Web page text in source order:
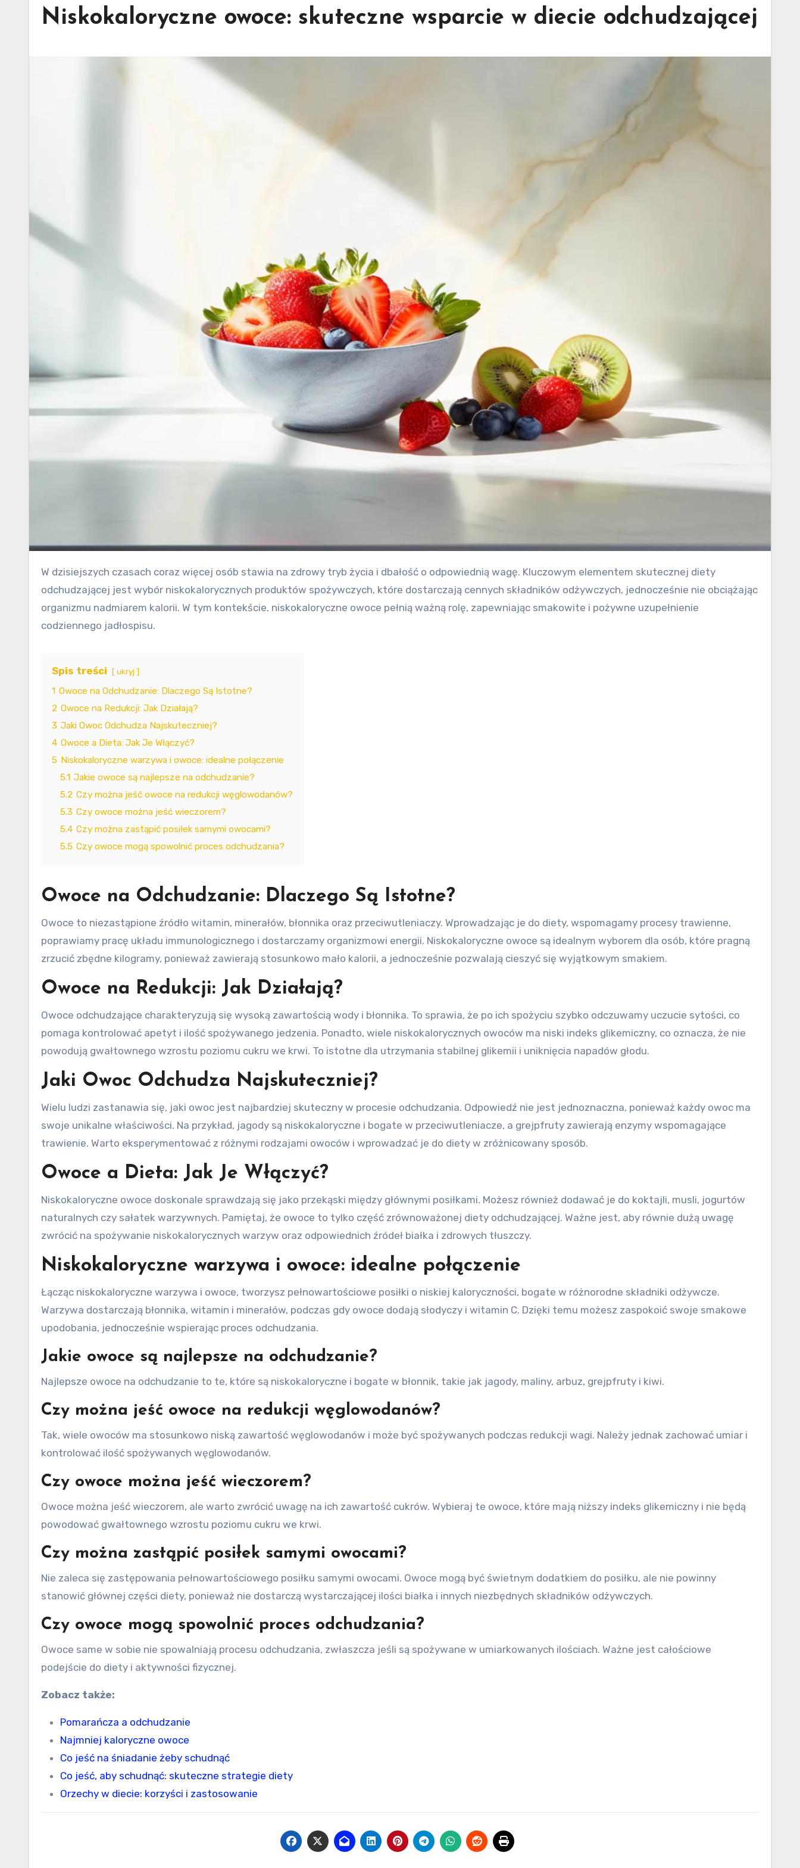
Niskokaloryczne owoce: skuteczne wsparcie w diecie odchudzającej
W dzisiejszych czasach coraz więcej osób stawia na zdrowy tryb życia i dbałość o odpowiednią wagę. Kluczowym elementem skutecznej diety
odchudzającej jest wybór niskokalorycznych produktów spożywczych, które dostarczają cennych składników odżywczych, jednocześnie nie obciążając
organizmu nadmiarem kalorii. W tym kontekście, niskokaloryczne owoce pełnią ważną rolę, zapewniając smakowite i pożywne uzupełnienie
codziennego jadłospisu.
Spis treści ukryj
1 Owoce na Odchudzanie: Dlaczego Są Istotne?
2 Owoce na Redukcji: Jak Działają?
3 Jaki Owoc Odchudza Najskuteczniej?
4 Owoce a Dieta: Jak Je Włączyć?
5 Niskokaloryczne warzywa i owoce: idealne połączenie
5.1 Jakie owoce są najlepsze na odchudzanie?
5.2 Czy można jeść owoce na redukcji węglowodanów?
5.3 Czy owoce można jeść wieczorem?
5.4 Czy można zastąpić posiłek samymi owocami?
5.5 Czy owoce mogą spowolnić proces odchudzania?
Owoce na Odchudzanie: Dlaczego Są Istotne?
Owoce to niezastąpione źródło witamin, minerałów, błonnika oraz przeciwutleniaczy. Wprowadzając je do diety, wspomagamy procesy trawienne,
poprawiamy pracę układu immunologicznego i dostarczamy organizmowi energii. Niskokaloryczne owoce są idealnym wyborem dla osób, które pragną
zrzucić zbędne kilogramy, ponieważ zawierają stosunkowo mało kalorii, a jednocześnie pozwalają cieszyć się wyjątkowym smakiem.
Owoce na Redukcji: Jak Działają?
Owoce odchudzające charakteryzują się wysoką zawartością wody i błonnika. To sprawia, że po ich spożyciu szybko odczuwamy uczucie sytości, co
pomaga kontrolować apetyt i ilość spożywanego jedzenia. Ponadto, wiele niskokalorycznych owoców ma niski indeks glikemiczny, co oznacza, że nie
powodują gwałtownego wzrostu poziomu cukru we krwi. To istotne dla utrzymania stabilnej glikemii i uniknięcia napadów głodu.
Jaki Owoc Odchudza Najskuteczniej?
Wielu ludzi zastanawia się, jaki owoc jest najbardziej skuteczny w procesie odchudzania. Odpowiedź nie jest jednoznaczna, ponieważ każdy owoc ma
swoje unikalne właściwości. Na przykład, jagody są niskokaloryczne i bogate w przeciwutleniacze, a grejpfruty zawierają enzymy wspomagające
trawienie. Warto eksperymentować z różnymi rodzajami owoców i wprowadzać je do diety w zróżnicowany sposób.
Owoce a Dieta: Jak Je Włączyć?
Niskokaloryczne owoce doskonale sprawdzają się jako przekąski między głównymi posiłkami. Możesz również dodawać je do koktajli, musli, jogurtów
naturalnych czy sałatek warzywnych. Pamiętaj, że owoce to tylko część zrównoważonej diety odchudzającej. Ważne jest, aby równie dużą uwagę
zwrócić na spożywanie niskokalorycznych warzyw oraz odpowiednich źródeł białka i zdrowych tłuszczy.
Niskokaloryczne warzywa i owoce: idealne połączenie
Łącząc niskokaloryczne warzywa i owoce, tworzysz pełnowartościowe posiłki o niskiej kaloryczności, bogate w różnorodne składniki odżywcze.
Warzywa dostarczają błonnika, witamin i minerałów, podczas gdy owoce dodają słodyczy i witamin C. Dzięki temu możesz zaspokoić swoje smakowe
upodobania, jednocześnie wspierając proces odchudzania.
Jakie owoce są najlepsze na odchudzanie?
Najlepsze owoce na odchudzanie to te, które są niskokaloryczne i bogate w błonnik, takie jak jagody, maliny, arbuz, grejpfruty i kiwi.
Czy można jeść owoce na redukcji węglowodanów?
Tak, wiele owoców ma stosunkowo niską zawartość węglowodanów i może być spożywanych podczas redukcji wagi. Należy jednak zachować umiar i
kontrolować ilość spożywanych węglowodanów.
Czy owoce można jeść wieczorem?
Owoce można jeść wieczorem, ale warto zwrócić uwagę na ich zawartość cukrów. Wybieraj te owoce, które mają niższy indeks glikemiczny i nie będą
powodować gwałtownego wzrostu poziomu cukru we krwi.
Czy można zastąpić posiłek samymi owocami?
Nie zaleca się zastępowania pełnowartościowego posiłku samymi owocami. Owoce mogą być świetnym dodatkiem do posiłku, ale nie powinny
stanowić głównej części diety, ponieważ nie dostarczą wystarczającej ilości białka i innych niezbędnych składników odżywczych.
Czy owoce mogą spowolnić proces odchudzania?
Owoce same w sobie nie spowalniają procesu odchudzania, zwłaszcza jeśli są spożywane w umiarkowanych ilościach. Ważne jest całościowe
podejście do diety i aktywności fizycznej.
Zobacz także:
Pomarańcza a odchudzanie
Najmniej kaloryczne owoce
Co jeść na śniadanie żeby schudnąć
Co jeść, aby schudnąć: skuteczne strategie diety
Orzechy w diecie: korzyści i zastosowanie